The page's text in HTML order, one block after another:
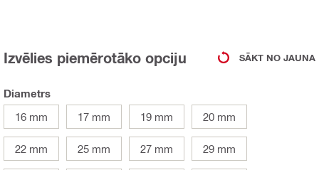
Izvēlies piemērotāko opciju SĀKT NO JAUNA
Diametrs
16 mm
17 mm 19 mm 20 mm
22 mm 25 mm 27 mm 29 mm